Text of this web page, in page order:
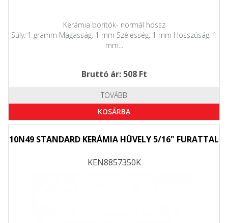
Kerámia borítók- normál hossz
Súly: 1 gramm Magasság: 1 mm Szélesség: 1 mm Hosszúság: 1
mm...
Bruttó ár: 508 Ft
TOVÁBB
KOSÁRBA
10N49 STANDARD KERÁMIA HÜVELY 5/16" FURATTAL
KEN8857350K